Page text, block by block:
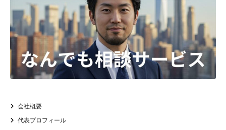
会社概要
代表プロフィール